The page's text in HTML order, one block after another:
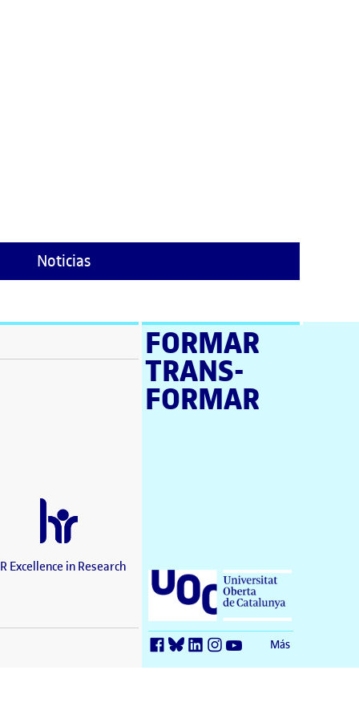
Noticias
en nueva ventana)
nueva ventana)
ventana)
Excellence in Research
FORMAR
TRANS­
FORMAR
Universitat Oberta de Catalunya (UOC)
Más
nueva ventana)